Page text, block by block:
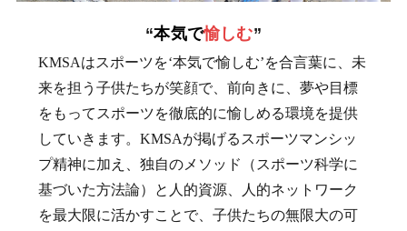
“本気で愉しむ”
KMSAはスポーツを‘本気で愉しむ’を合言葉に、未
来を担う子供たちが笑顔で、前向きに、夢や目標
をもってスポーツを徹底的に愉しめる環境を提供
していきます。KMSAが掲げるスポーツマンシッ
プ精神に加え、独自のメソッド（スポーツ科学に
基づいた方法論）と人的資源、人的ネットワーク
を最大限に活かすことで、子供たちの無限大の可